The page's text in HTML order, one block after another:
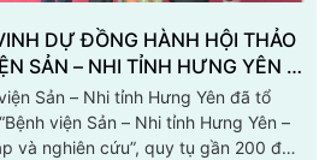
DỰ ĐỒNG HÀNH HỘI THẢO
SẢN – NHI TỈNH HƯNG YÊN –
TẬP VÀ NGHIÊN CỨU”
Sản – Nhi tỉnh Hưng Yên đã tổ
viện Sản – Nhi tỉnh Hưng Yên –
và nghiên cứu”, quy tụ gần 200 đại